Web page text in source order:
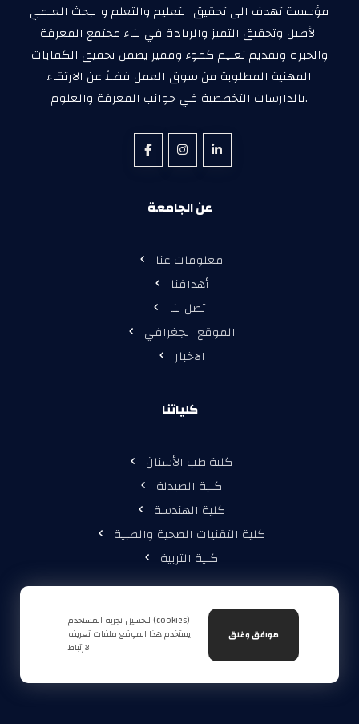
مؤسسة تهدف الى تحقيق التعليم والتعلم والبحث العلمي
الأصيل وتحقيق التميز والريادة في بناء مجتمع المعرفة
والخبرة وتقديم تعليم كفوء ومميز يضمن تحقيق الكفايات
المهنية المطلوبة من سوق العمل فضلاً عن الارتقاء
بالدارسات التخصصية في جوانب المعرفة والعلوم.
عن الجامعة
معلومات عنا
أهدافنا
اتصل بنا
الموقع الجغرافي
الاخبار
كلياتنا
كلية طب الأسنان
كلية الصيدلة
كلية الهندسة
كلية التقنيات الصحية والطبية
كلية التربية
حقوق الطبع والنشر © 2026، جميع الحقوق محفوظة لجامعة الناجي
لتحسين تجربة المستخدم (cookies)
يستخدم هذا الموقع ملفات تعريف
الارتباط
موافق وغلق